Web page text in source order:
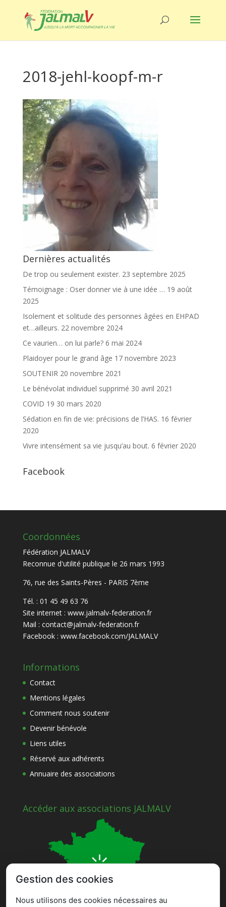
2018-jehl-koopf-m-r
Dernières actualités
De trop ou seulement exister. 23 septembre 2025
Témoignage : Oser donner vie à une idée … 19 août
2025
Isolement et solitude des personnes âgées en EHPAD
et…ailleurs. 22 novembre 2024
Ce vaurien… on lui parle? 6 mai 2024
Plaidoyer pour le grand âge 17 novembre 2023
SOUTENIR 20 novembre 2021
Le bénévolat individuel supprimé 30 avril 2021
COVID 19 30 mars 2020
Sédation en fin de vie: précisions de l’HAS. 16 février
2020
Vivre intensément sa vie jusqu’au bout. 6 février 2020
Facebook
Coordonnées
Fédération JALMALV
Reconnue d'utilité publique le 26 mars 1993
76, rue des Saints-Pères - PARIS 7ème
Tél. : 01 45 49 63 76
Site internet : www.jalmalv-federation.fr
Mail : contact@jalmalv-federation.fr
Facebook : www.facebook.com/JALMALV
Informations
Contact
Mentions légales
Comment nous soutenir
Devenir bénévole
Liens utiles
Réservé aux adhérents
Annuaire des associations
Accéder aux associations JALMALV
Gestion des cookies
Nous utilisons des cookies nécessaires au